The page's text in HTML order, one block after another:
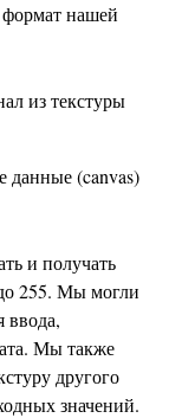
нашей
из текстуры
(canvas)
и получать
255. Мы могли
ввода,
Мы также
другого
значений.